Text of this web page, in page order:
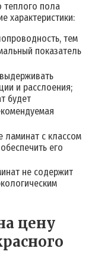
теплого пола
характеристики:
тем
показатель
и расслоения;
будет
ламинат с классом
его
не содержит
цену